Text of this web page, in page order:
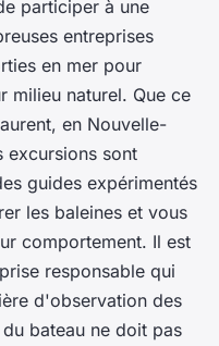
participer à une
entreprises
en mer pour
milieu naturel. Que ce
en Nouvelle-
excursions sont
guides expérimentés
les baleines et vous
comportement. Il est
responsable qui
d'observation des
bateau ne doit pas